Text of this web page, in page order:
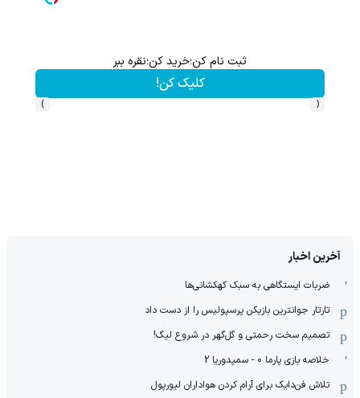
ثبت نام کن؛خرید کن؛نقره ببر
کلیک کن!
‹
›
آخرین اخبار
ضربات ایستگاهی به سبک کهکشانی‌ها
تارتار جوانترین بازیکن پرسپولیس را از دست داد
تصمیم سخت رحمتی و گل‌گهر در شروع لیگ!
خلاصه بازی پارما 0 - سمپدوریا 2
تلاش فن‌دایک برای آرام کردن هواداران لیورپول